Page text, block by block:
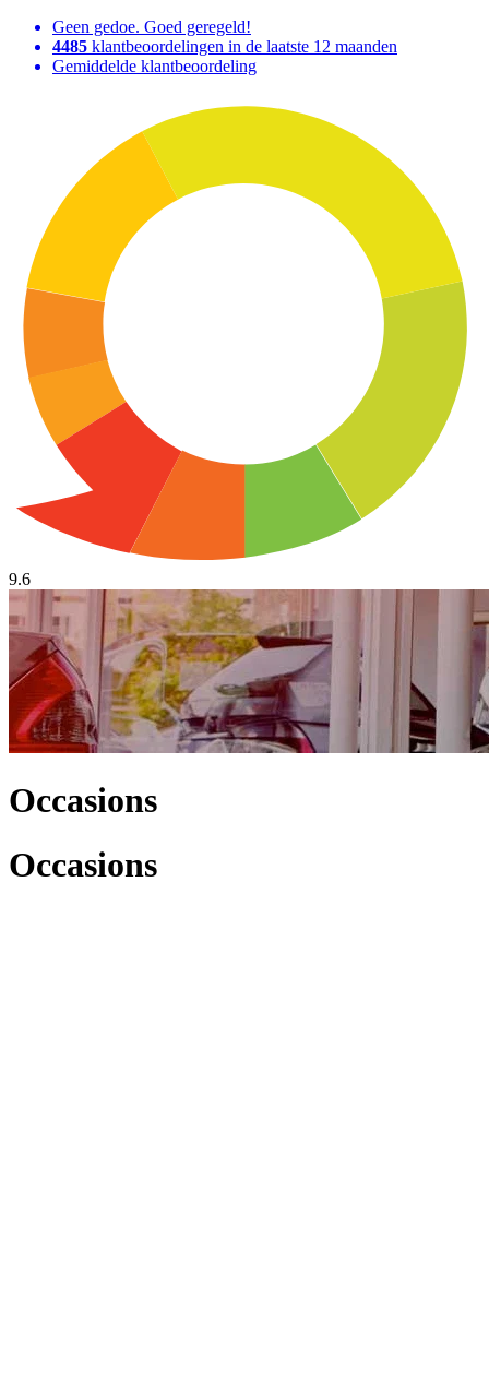
Geen gedoe. Goed geregeld!
4485 klantbeoordelingen in de laatste 12 maanden
Gemiddelde klantbeoordeling
9.6
Occasions
Occasions